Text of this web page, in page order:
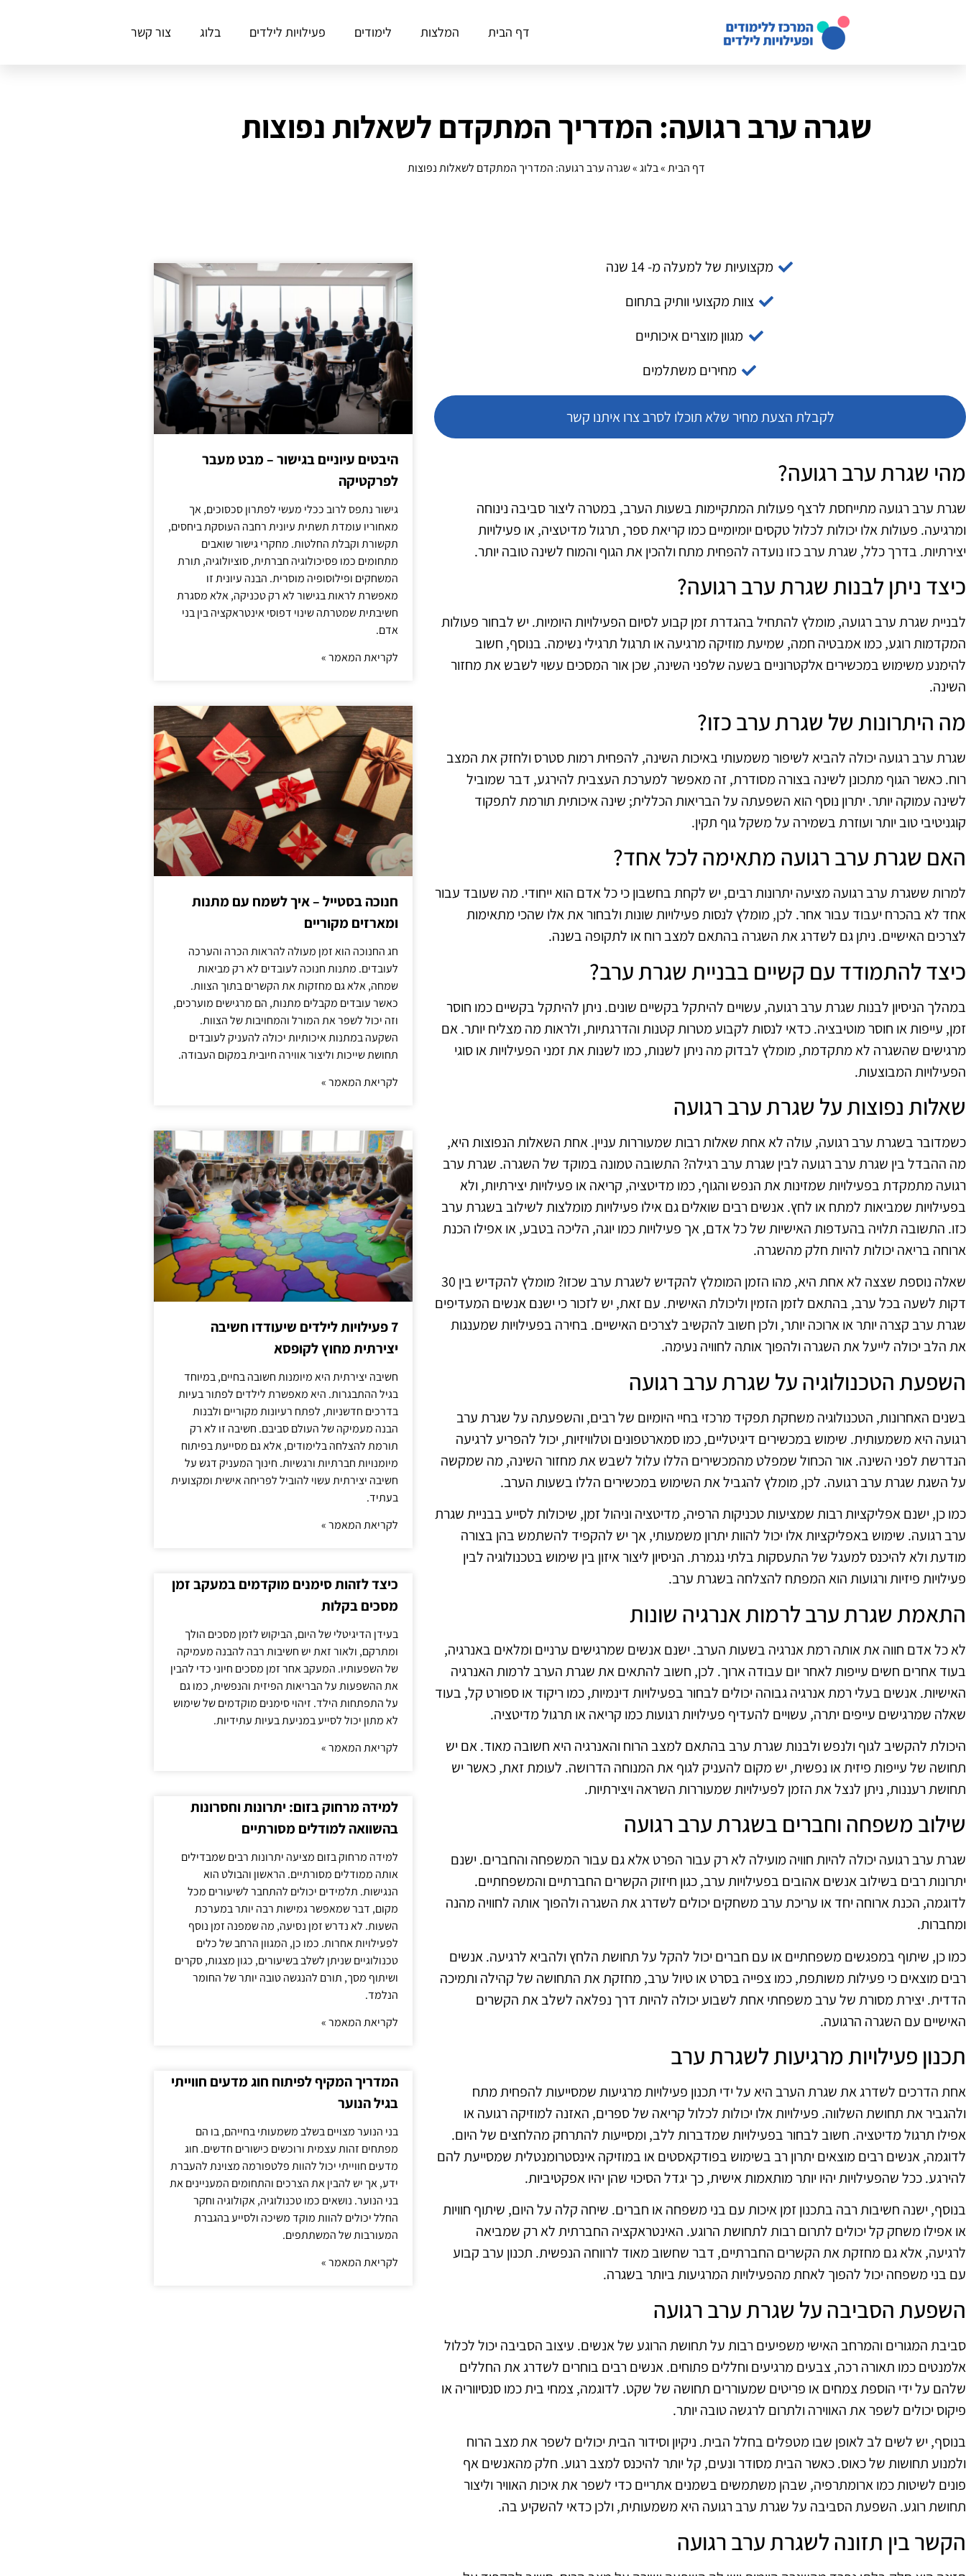
דף הבית המלצות לימודים פעילויות לילדים בלוג צור קשר
שגרה ערב רגועה: המדריך המתקדם לשאלות נפוצות
דף הבית»בלוג»שגרה ערב רגועה: המדריך המתקדם לשאלות נפוצות
מקצועיות של למעלה מ- 14 שנה
צוות מקצועי וותיק בתחום
מגוון מוצרים איכותיים
מחירים משתלמים
לקבלת הצעת מחיר שלא תוכלו לסרב צרו איתנו קשר
מהי שגרת ערב רגועה?
שגרת ערב רגועה מתייחסת לרצף פעולות המתקיימות בשעות הערב, במטרה ליצור סביבה נינוחה
ומרגיעה. פעולות אלו יכולות לכלול טקסים יומיומיים כמו קריאת ספר, תרגול מדיטציה, או פעילויות
יצירתיות. בדרך כלל, שגרת ערב כזו נועדה להפחית מתח ולהכין את הגוף והמוח לשינה טובה יותר.
כיצד ניתן לבנות שגרת ערב רגועה?
לבניית שגרת ערב רגועה, מומלץ להתחיל בהגדרת זמן קבוע לסיום הפעילויות היומיות. יש לבחור פעולות
המקדמות רוגע, כמו אמבטיה חמה, שמיעת מוזיקה מרגיעה או תרגול תרגילי נשימה. בנוסף, חשוב
להימנע משימוש במכשירים אלקטרוניים בשעה שלפני השינה, שכן אור המסכים עשוי לשבש את מחזור
השינה.
מה היתרונות של שגרת ערב כזו?
שגרת ערב רגועה יכולה להביא לשיפור משמעותי באיכות השינה, להפחית רמות סטרס ולחזק את המצב
רוח. כאשר הגוף מתכונן לשינה בצורה מסודרת, זה מאפשר למערכת העצבית להירגע, דבר שמוביל
לשינה עמוקה יותר. יתרון נוסף הוא השפעתה על הבריאות הכללית; שינה איכותית תורמת לתפקוד
קוגניטיבי טוב יותר ועוזרת בשמירה על משקל גוף תקין.
האם שגרת ערב רגועה מתאימה לכל אחד?
למרות ששגרת ערב רגועה מציעה יתרונות רבים, יש לקחת בחשבון כי כל אדם הוא ייחודי. מה שעובד עבור
אחד לא בהכרח יעבוד עבור אחר. לכן, מומלץ לנסות פעילויות שונות ולבחור את אלו שהכי מתאימות
לצרכים האישיים. ניתן גם לשדרג את השגרה בהתאם למצב רוח או לתקופה בשנה.
כיצד להתמודד עם קשיים בבניית שגרת ערב?
במהלך הניסיון לבנות שגרת ערב רגועה, עשויים להיתקל בקשיים שונים. ניתן להיתקל בקשיים כמו חוסר
זמן, עייפות או חוסר מוטיבציה. כדאי לנסות לקבוע מטרות קטנות והדרגתיות, ולראות מה מצליח יותר. אם
מרגישים שהשגרה לא מתקדמת, מומלץ לבדוק מה ניתן לשנות, כמו לשנות את זמני הפעילויות או סוגי
הפעילויות המבוצעות.
שאלות נפוצות על שגרת ערב רגועה
כשמדובר בשגרת ערב רגועה, עולה לא אחת שאלות רבות שמעוררות עניין. אחת השאלות הנפוצות היא,
מה ההבדל בין שגרת ערב רגועה לבין שגרת ערב רגילה? התשובה טמונה במוקד של השגרה. שגרת ערב
רגועה מתמקדת בפעילויות שמזינות את הנפש והגוף, כמו מדיטציה, קריאה או פעילויות יצירתיות, ולא
בפעילויות שמביאות למתח או לחץ. אנשים רבים שואלים גם אילו פעילויות מומלצות לשילוב בשגרת ערב
כזו. התשובה תלויה בהעדפות האישיות של כל אדם, אך פעילויות כמו יוגה, הליכה בטבע, או אפילו הכנת
ארוחה בריאה יכולות להיות חלק מהשגרה.
שאלה נוספת שצצה לא אחת היא, מהו הזמן המומלץ להקדיש לשגרת ערב שכזו? מומלץ להקדיש בין 30
דקות לשעה בכל ערב, בהתאם לזמן הזמין וליכולת האישית. עם זאת, יש לזכור כי ישנם אנשים המעדיפים
שגרת ערב קצרה יותר או ארוכה יותר, ולכן חשוב להקשיב לצרכים האישיים. בחירה בפעילויות שמענגות
את הלב יכולה לייעל את השגרה ולהפוך אותה לחוויה נעימה.
השפעת הטכנולוגיה על שגרת ערב רגועה
בשנים האחרונות, הטכנולוגיה משחקת תפקיד מרכזי בחיי היומיום של רבים, והשפעתה על שגרת ערב
רגועה היא משמעותית. שימוש במכשירים דיגיטליים, כמו סמארטפונים וטלוויזיות, יכול להפריע לרגיעה
הנדרשת לפני השינה. אור הכחול שמפלט מהמכשירים הללו עלול לשבש את מחזור השינה, מה שמקשה
על השגת שגרת ערב רגועה. לכן, מומלץ להגביל את השימוש במכשירים הללו בשעות הערב.
כמו כן, ישנם אפליקציות רבות שמציעות טכניקות הרפיה, מדיטציה וניהול זמן, שיכולות לסייע בבניית שגרת
ערב רגועה. שימוש באפליקציות אלו יכול להוות יתרון משמעותי, אך יש להקפיד להשתמש בהן בצורה
מודעת ולא להיכנס למעגל של התעסקות בלתי נגמרת. הניסיון ליצור איזון בין שימוש בטכנולוגיה לבין
פעילויות פיזיות ורגועות הוא המפתח להצלחה בשגרת ערב.
התאמת שגרת ערב לרמות אנרגיה שונות
לא כל אדם חווה את אותה רמת אנרגיה בשעות הערב. ישנם אנשים שמרגישים ערניים ומלאים באנרגיה,
בעוד אחרים חשים עייפות לאחר יום עבודה ארוך. לכן, חשוב להתאים את שגרת הערב לרמות האנרגיה
האישיות. אנשים בעלי רמת אנרגיה גבוהה יכולים לבחור בפעילויות דינמיות, כמו ריקוד או ספורט קל, בעוד
שאלה שמרגישים עייפים יתרה, עשויים להעדיף פעילויות רגועות כמו קריאה או תרגול מדיטציה.
היכולת להקשיב לגוף ולנפש ולבנות שגרת ערב בהתאם למצב הרוח והאנרגיה היא חשובה מאוד. אם יש
תחושה של עייפות פיזית או נפשית, יש מקום להעניק לגוף את המנוחה הדרושה. לעומת זאת, כאשר יש
תחושת רעננות, ניתן לנצל את הזמן לפעילויות שמעוררות השראה ויצירתיות.
שילוב משפחה וחברים בשגרת ערב רגועה
שגרת ערב רגועה יכולה להיות חוויה מועילה לא רק עבור הפרט אלא גם עבור המשפחה והחברים. ישנם
יתרונות רבים בשילוב אנשים אהובים בפעילויות ערב, כגון חיזוק הקשרים החברתיים והמשפחתיים.
לדוגמה, הכנת ארוחה יחד או עריכת ערב משחקים יכולים לשדרג את השגרה ולהפוך אותה לחוויה מהנה
ומחברות.
כמו כן, שיתוף במפגשים משפחתיים או עם חברים יכול להקל על תחושת הלחץ ולהביא לרגיעה. אנשים
רבים מוצאים כי פעילות משותפת, כמו צפייה בסרט או טיול ערב, מחזקת את התחושה של קהילה ותמיכה
הדדית. יצירת מסורת של ערב משפחתי אחת לשבוע יכולה להיות דרך נפלאה לשלב את הקשרים
האישיים עם השגרה הרגועה.
תכנון פעילויות מרגיעות לשגרת ערב
אחת הדרכים לשדרג את שגרת הערב היא על ידי תכנון פעילויות מרגיעות שמסייעות להפחית מתח
ולהגביר את תחושת השלווה. פעילויות אלו יכולות לכלול קריאה של ספרים, האזנה למוזיקה רגועה או
אפילו תרגול מדיטציה. חשוב לבחור בפעילויות שמדברות ללב, ומסייעות להתרחק מהלחצים של היום.
לדוגמה, אנשים רבים מוצאים יתרון רב בשימוש בפודקאסטים או במוזיקה אינסטרומנטלית שמסייעת להם
להירגע. ככל שהפעילויות יהיו יותר מותאמות אישית, כך יגדל הסיכוי שהן יהיו אפקטיביות.
בנוסף, ישנה חשיבות רבה בתכנון זמן איכות עם בני משפחה או חברים. שיחה קלה על היום, שיתוף חוויות
או אפילו משחק קל יכולים לתרום רבות לתחושת הרוגע. האינטראקציה החברתית לא רק שמביאה
לרגיעה, אלא גם מחזקת את הקשרים החברתיים, דבר שחשוב מאוד לרווחה הנפשית. תכנון ערב קבוע
עם בני משפחה יכול להפוך לאחת מהפעילויות המרגיעות ביותר בשגרה.
השפעת הסביבה על שגרת ערב רגועה
סביבת המגורים והמרחב האישי משפיעים רבות על תחושת הרוגע של אנשים. עיצוב הסביבה יכול לכלול
אלמנטים כמו תאורה רכה, צבעים מרגיעים וחללים פתוחים. אנשים רבים בוחרים לשדרג את החללים
שלהם על ידי הוספת צמחים או פריטים שמעוררים תחושה של שקט. לדוגמה, צמחי בית כמו סנסיווריה או
פיקוס יכולים לשפר את האווירה ולתרום לרגשה טובה יותר.
בנוסף, יש לשים לב לאופן שבו מטפלים בחלל הבית. ניקיון וסידור הבית יכולים לשפר את מצב הרוח
ולמנוע תחושות של כאוס. כאשר הבית מסודר ונעים, קל יותר להיכנס למצב רגוע. חלק מהאנשים אף
פונים לשיטות כמו ארומתרפיה, שבהן משתמשים בשמנים אתריים כדי לשפר את איכות האוויר וליצור
תחושת רוגע. השפעת הסביבה על שגרת ערב רגועה היא משמעותית, ולכן כדאי להשקיע בה.
הקשר בין תזונה לשגרת ערב רגועה
היבטים עיוניים בגישור – מבט מעבר
לפרקטיקה
גישור נתפס לרוב ככלי מעשי לפתרון סכסוכים, אך
מאחוריו עומדת תשתית עיונית רחבה העוסקת ביחסים,
תקשורת וקבלת החלטות. מחקרי גישור שואבים
מתחומים כמו פסיכולוגיה חברתית, סוציולוגיה, תורת
המשחקים ופילוסופיה מוסרית. הבנה עיונית זו
מאפשרת לראות בגישור לא רק טכניקה, אלא מסגרת
חשיבתית שמטרתה שינוי דפוסי אינטראקציה בין בני
אדם.
לקריאת המאמר »
חנוכה בסטייל – איך לשמח עם מתנות
ומארזים מקוריים
חג החנוכה הוא זמן מעולה להראות הכרה והערכה
לעובדים. מתנות חנוכה לעובדים לא רק מביאות
שמחה, אלא גם מחזקות את הקשרים בתוך הצוות.
כאשר עובדים מקבלים מתנות, הם מרגישים מוערכים,
וזה יכול לשפר את המורל והמחויבות של הצוות.
השקעה במתנות איכותיות יכולה להעניק לעובדים
תחושת שייכות וליצור אווירה חיובית במקום העבודה.
לקריאת המאמר »
7 פעילויות לילדים שיעודדו חשיבה
יצירתית מחוץ לקופסא
חשיבה יצירתית היא מיומנות חשובה בחיים, במיוחד
בגיל ההתבגרות. היא מאפשרת לילדים לפתור בעיות
בדרכים חדשניות, לפתח רעיונות מקוריים ולבנות
הבנה מעמיקה של העולם סביבם. חשיבה זו לא רק
תורמת להצלחה בלימודים, אלא גם מסייעת בפיתוח
מיומנויות חברתיות ורגשיות. חינוך המעניק דגש על
חשיבה יצירתית עשוי להוביל לפריחה אישית ומקצועית
בעתיד.
לקריאת המאמר »
כיצד לזהות סימנים מוקדמים במעקב זמן
מסכים בקלות
בעידן הדיגיטלי של היום, הביקוש לזמן מסכים הולך
ומתרקם, ולאור זאת יש חשיבות רבה להבנה מעמיקה
של השפעותיו. המעקב אחר זמן מסכים חיוני כדי להבין
את ההשפעות על הבריאות הפיזית והנפשית, כמו גם
על התפתחות הילד. זיהוי סימנים מוקדמים של שימוש
לא מתון יכול לסייע במניעת בעיות עתידיות.
לקריאת המאמר »
למידה מרחוק בזום: יתרונות וחסרונות
בהשוואה למודלים מסורתיים
למידה מרחוק בזום מציעה יתרונות רבים שמבדילים
אותה ממודלים מסורתיים. הראשון והבולט הוא
הנגישות. תלמידים יכולים להתחבר לשיעורים מכל
מקום, דבר שמאפשר גמישות רבה יותר במערכת
השעות. לא נדרש זמן נסיעה, מה שמפנה זמן נוסף
לפעילויות אחרות. כמו כן, המגוון הרחב של כלים
טכנולוגיים שניתן לשלב בשיעורים, כגון מצגות, סקרים
ושיתוף מסך, תורם להנגשה טובה יותר של החומר
הנלמד.
לקריאת המאמר »
המדריך המקיף לפיתוח חוג מדעים חווייתי
בגיל הנוער
בני הנוער מצויים בשלב משמעותי בחייהם, בו הם
מפתחים זהות עצמית ורוכשים כישורים חדשים. חוג
מדעים חווייתי יכול להוות פלטפורמה מצוינת להעברת
ידע, אך יש להבין את הצרכים והתחומים המעניינים את
בני הנוער. נושאים כמו טכנולוגיה, אקולוגיה וחקר
החלל יכולים להוות מוקד משיכה ולסייע בהגברת
המעורבות של המשתתפים.
לקריאת המאמר »